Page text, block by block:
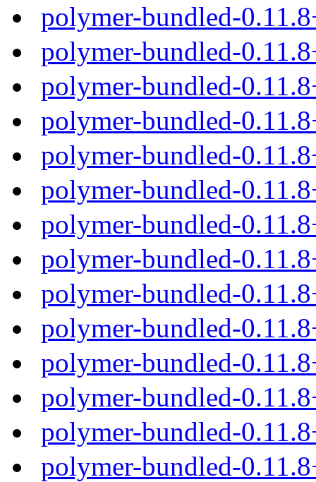
polymer-bundled-
polymer-bundled-
polymer-bundled-
polymer-bundled-
polymer-bundled-
polymer-bundled-
polymer-bundled-
polymer-bundled-
polymer-bundled-
polymer-bundled-
polymer-bundled-
polymer-bundled-
polymer-bundled-
polymer-bundled-